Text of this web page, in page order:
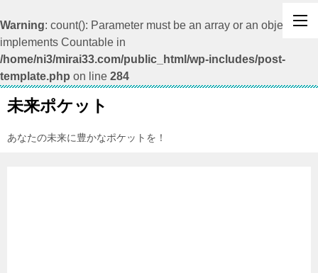
Warning: count(): Parameter must be an array or an object that
implements Countable in
/home/ni3/mirai33.com/public_html/wp-includes/post-
template.php on line 284
未来ポケット
あなたの未来に豊かなポケットを！